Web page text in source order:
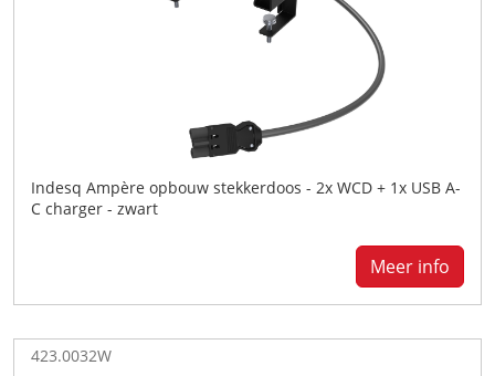
Indesq Ampère opbouw stekkerdoos - 2x WCD + 1x USB A-
C charger - zwart
Meer info
423.0032W